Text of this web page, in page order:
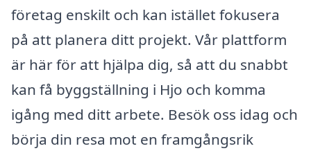
företag enskilt och kan istället fokusera
på att planera ditt projekt. Vår plattform
är här för att hjälpa dig, så att du snabbt
kan få byggställning i Hjo och komma
igång med ditt arbete. Besök oss idag och
börja din resa mot en framgångsrik